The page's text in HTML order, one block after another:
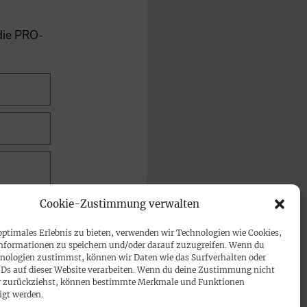
Cookie-Zustimmung verwalten
Erlebnis zu bieten, verwenden wir Technologien wie Cookies,
zu speichern und/oder darauf zuzugreifen. Wenn du
zustimmst, können wir Daten wie das Surfverhalten oder
auf dieser Website verarbeiten. Wenn du deine Zustimmung nicht
zurückziehst, können bestimmte Merkmale und Funktionen
werden.
PRO-